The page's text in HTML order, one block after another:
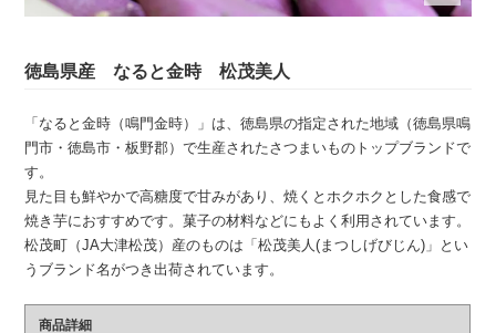
徳島県産 なると金時 松茂美人
「なると金時（鳴門金時）」は、徳島県の指定された地域（徳島県鳴
門市・徳島市・板野郡）で生産されたさつまいものトップブランドで
す。
見た目も鮮やかで高糖度で甘みがあり、焼くとホクホクとした食感で
焼き芋におすすめです。菓子の材料などにもよく利用されています。
松茂町（JA大津松茂）産のものは「松茂美人(まつしげびじん)」とい
うブランド名がつき出荷されています。
商品詳細